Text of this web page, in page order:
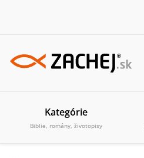
Kategórie
Biblie, romány, životopisy